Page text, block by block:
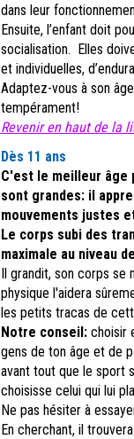
dans leur
Ensuite, l’enfant doit
socialisation. Elles
et individuelles,
Adaptez-vous à son
tempérament!
Revenir en haut de la
Dès 11 ans
C'est le meilleur âge
sont grandes: il
mouvements justes
Le corps subi des
maximale au niveau
Il grandit, son corps se
physique l'aidera
les petits tracas de
Notre conseil: choisir
gens de ton âge et de
avant tout que le sport
choisisse celui qui lui
Ne pas hésiter à
En cherchant, il